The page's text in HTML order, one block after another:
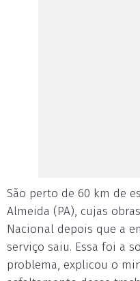
São perto de 60 km de
Almeida (PA), cujas
Nacional depois que a
serviço saiu. Essa foi a
problema, explicou o